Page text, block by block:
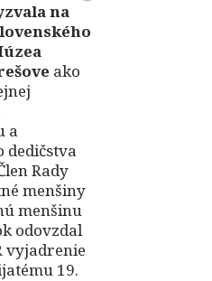
na
ako
a
Rady
menšiny
menšinu
odovzdal
vyjadrenie
19.